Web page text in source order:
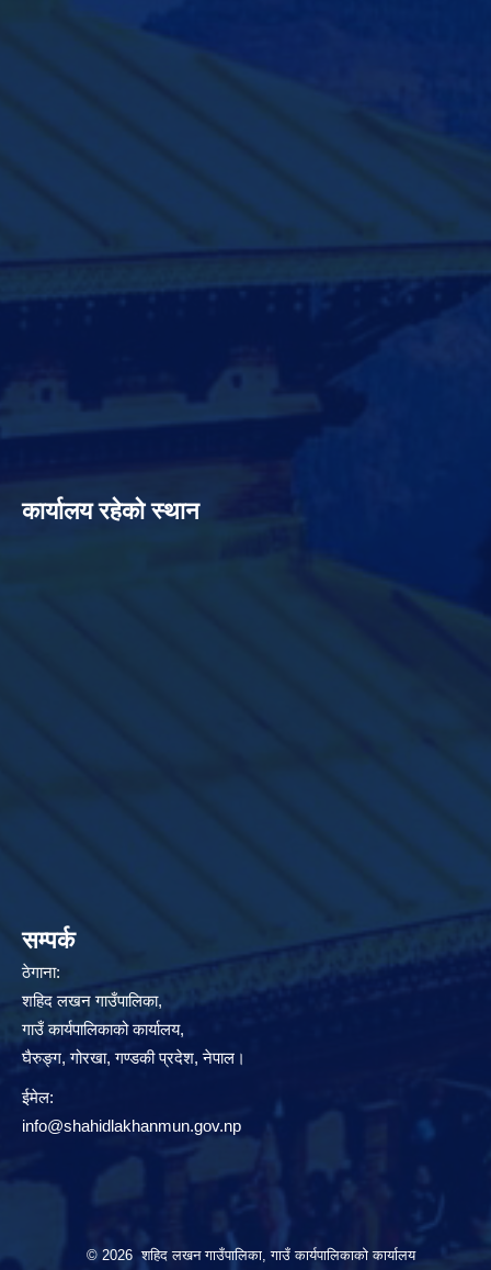
कार्यालय रहेको स्थान
सम्पर्क
ठेगाना:
शहिद लखन गाउँपालिका,
गाउँ कार्यपालिकाको कार्यालय,
घैरुङ्ग, गोरखा, गण्डकी प्रदेश, नेपाल।
ईमेल:
info@shahidlakhanmun.gov.np
© 2026 शहिद लखन गाउँपालिका, गाउँ कार्यपालिकाको कार्यालय